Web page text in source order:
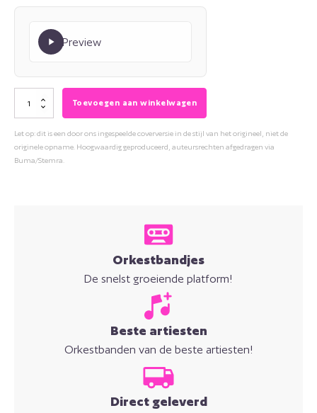
Preview
Andre
Hazes
-
De
Toevoegen aan winkelwagen
Let op: dit is een door ons ingespeelde coverversie in de stijl van het origineel, niet de
originele opname. Hoogwaardig geproduceerd, auteursrechten afgedragen via
Buma/Stemra.
Orkestbandjes
De snelst groeiende platform!
Beste artiesten
Orkestbanden van de beste artiesten!
Direct geleverd